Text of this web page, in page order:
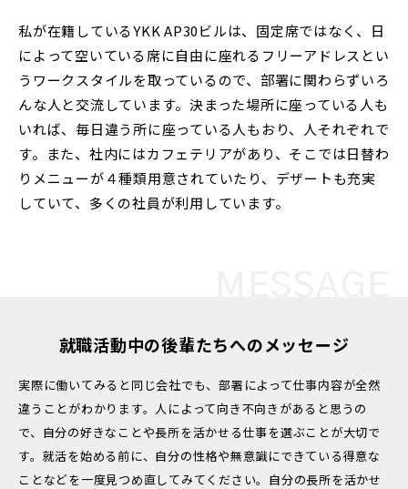
私が在籍しているYKK AP30ビルは、固定席ではなく、日
によって空いている席に自由に座れるフリーアドレスとい
うワークスタイルを取っているので、部署に関わらずいろ
んな人と交流しています。決まった場所に座っている人も
いれば、毎日違う所に座っている人もおり、人それぞれで
す。また、社内にはカフェテリアがあり、そこでは日替わ
りメニューが４種類用意されていたり、デザートも充実
していて、多くの社員が利用しています。
就職活動中の後輩たちへのメッセージ
実際に働いてみると同じ会社でも、部署によって仕事内容が全然
違うことがわかります。人によって向き不向きがあると思うの
で、自分の好きなことや長所を活かせる仕事を選ぶことが大切で
す。就活を始める前に、自分の性格や無意識にできている得意な
ことなどを一度見つめ直してみてください。自分の長所を活かせ